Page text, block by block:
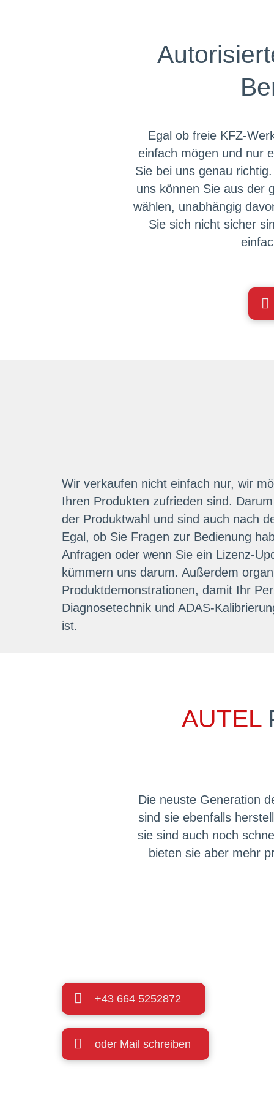
Egal ob freie KFZ-
einfach mögen und nur
Sie bei uns genau
uns können Sie aus der
wählen, unabhängig
Sie sich nicht sicher
Wir verkaufen nicht einfach nur, wir
Ihren Produkten zufrieden sind.
der Produktwahl und sind auch nach
Egal, ob Sie Fragen zur Bedienung
Anfragen oder wenn Sie ein Lizenz-
kümmern uns darum. Außerdem
Produktdemonstrationen, damit Ihr
Diagnosetechnik und ADAS-
ist.
AUTEL
Die neuste Generation
sind sie ebenfalls
sie sind auch noch
bieten sie aber mehr
+43 664 5252872
oder Mail schreiben